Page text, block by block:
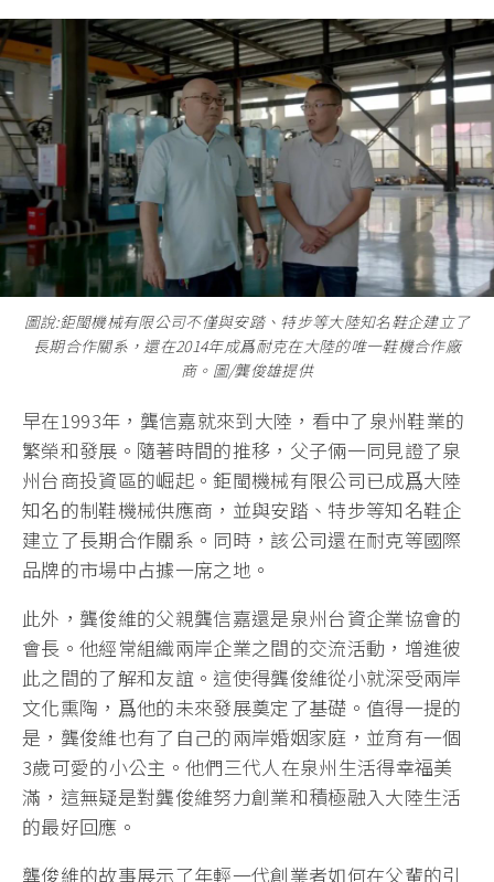
圖說:鉅閩機械有限公司不僅與安踏、特步等大陸知名鞋企建立了
長期合作關系，還在2014年成爲耐克在大陸的唯一鞋機合作廠
商。圖/龔俊雄提供
早在1993年，龔信嘉就來到大陸，看中了泉州鞋業的
繁榮和發展。隨著時間的推移，父子倆一同見證了泉
州台商投資區的崛起。鉅閩機械有限公司已成爲大陸
知名的制鞋機械供應商，並與安踏、特步等知名鞋企
建立了長期合作關系。同時，該公司還在耐克等國際
品牌的市場中占據一席之地。
此外，龔俊維的父親龔信嘉還是泉州台資企業協會的
會長。他經常組織兩岸企業之間的交流活動，增進彼
此之間的了解和友誼。這使得龔俊維從小就深受兩岸
文化熏陶，爲他的未來發展奠定了基礎。值得一提的
是，龔俊維也有了自己的兩岸婚姻家庭，並育有一個
3歲可愛的小公主。他們三代人在泉州生活得幸福美
滿，這無疑是對龔俊維努力創業和積極融入大陸生活
的最好回應。
龔俊維的故事展示了年輕一代創業者如何在父輩的引